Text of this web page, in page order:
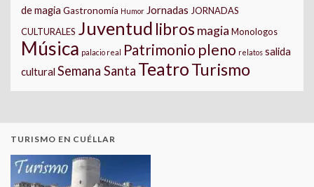
de magia Gastronomía Humor Jornadas JORNADAS
CULTURALES Juventud libros magia Monologos
Música palacio real Patrimonio pleno relatos salida
cultural Semana Santa TeatroTurismo
TURISMO EN CUÉLLAR